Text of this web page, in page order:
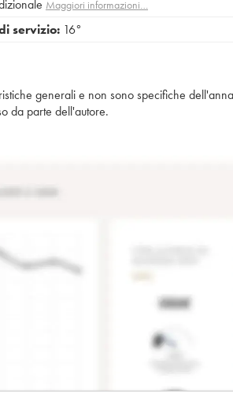
Maggiori informazioni…
servizio: 16°
generali e non sono specifiche
da parte dell'autore.